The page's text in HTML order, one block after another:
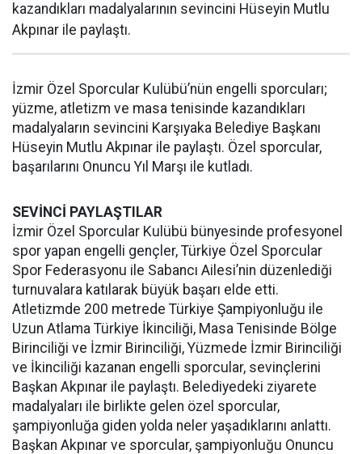
kazandıkları madalyalarının sevincini Hüseyin Mutlu
Akpınar ile paylaştı.
İzmir Özel Sporcular Kulübü’nün engelli sporcuları;
yüzme, atletizm ve masa tenisinde kazandıkları
madalyaların sevincini Karşıyaka Belediye Başkanı
Hüseyin Mutlu Akpınar ile paylaştı. Özel sporcular,
başarılarını Onuncu Yıl Marşı ile kutladı.
SEVİNCİ PAYLAŞTILAR
İzmir Özel Sporcular Kulübü bünyesinde profesyonel
spor yapan engelli gençler, Türkiye Özel Sporcular
Spor Federasyonu ile Sabancı Ailesi’nin düzenlediği
turnuvalara katılarak büyük başarı elde etti.
Atletizmde 200 metrede Türkiye Şampiyonluğu ile
Uzun Atlama Türkiye İkinciliği, Masa Tenisinde Bölge
Birinciliği ve İzmir Birinciliği, Yüzmede İzmir Birinciliği
ve İkinciliği kazanan engelli sporcular, sevinçlerini
Başkan Akpınar ile paylaştı. Belediyedeki ziyarete
madalyaları ile birlikte gelen özel sporcular,
şampiyonluğa giden yolda neler yaşadıklarını anlattı.
Başkan Akpınar ve sporcular, şampiyonluğu Onuncu